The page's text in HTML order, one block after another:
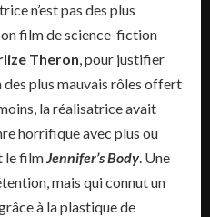
n’est pas des plus
film de science-fiction
Theron, pour justifier
des plus mauvais rôles offert
la réalisatrice avait
horrifique avec plus ou
le filmJennifer’s Body. Une
mais qui connut un
à la plastique de